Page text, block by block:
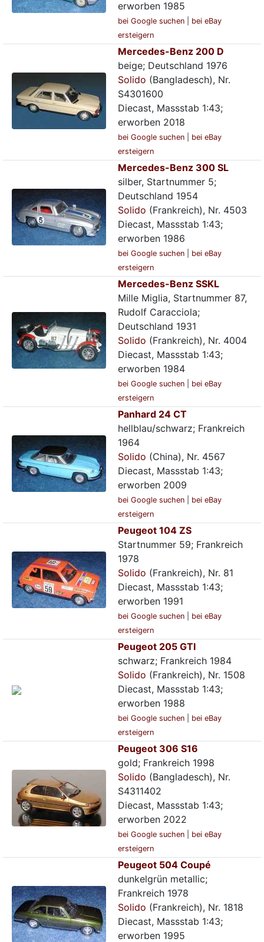
erworben 1985
bei Google suchen
bei eBay
ersteigern
Mercedes-Benz 200 D
beige; Deutschland 1976
Solido (Bangladesch), Nr.
S4301600
Diecast, Massstab 1:43;
erworben 2018
bei Google suchen
bei eBay
ersteigern
Mercedes-Benz 300 SL
silber, Startnummer 5;
Deutschland 1954
Solido (Frankreich), Nr. 4503
Diecast, Massstab 1:43;
erworben 1986
bei Google suchen
bei eBay
ersteigern
Mercedes-Benz SSKL
Mille Miglia, Startnummer 87,
Rudolf Caracciola;
Deutschland 1931
Solido (Frankreich), Nr. 4004
Diecast, Massstab 1:43;
erworben 1984
bei Google suchen
bei eBay
ersteigern
Panhard 24 CT
hellblau/schwarz; Frankreich
1964
Solido (China), Nr. 4567
Diecast, Massstab 1:43;
erworben 2009
bei Google suchen
bei eBay
ersteigern
Peugeot 104 ZS
Startnummer 59; Frankreich
1978
Solido (Frankreich), Nr. 81
Diecast, Massstab 1:43;
erworben 1991
bei Google suchen
bei eBay
ersteigern
Peugeot 205 GTI
schwarz; Frankreich 1984
Solido (Frankreich), Nr. 1508
Diecast, Massstab 1:43;
erworben 1988
bei Google suchen
bei eBay
ersteigern
Peugeot 306 S16
gold; Frankreich 1998
Solido (Bangladesch), Nr.
S4311402
Diecast, Massstab 1:43;
erworben 2022
bei Google suchen
bei eBay
ersteigern
Peugeot 504 Coupé
dunkelgrün metallic;
Frankreich 1978
Solido (Frankreich), Nr. 1818
Diecast, Massstab 1:43;
erworben 1995